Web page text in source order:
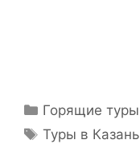
Горящие туры
Туры в Казань